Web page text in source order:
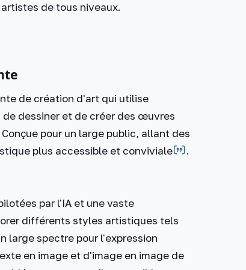
de tous niveaux.
de création d'art qui utilise
dessiner et de créer des œuvres
pour un large public, allant des
plus accessible et conviviale​
​.
par l'IA et une vaste
différents styles artistiques tels
large spectre pour l'expression
en image et d'image en image de